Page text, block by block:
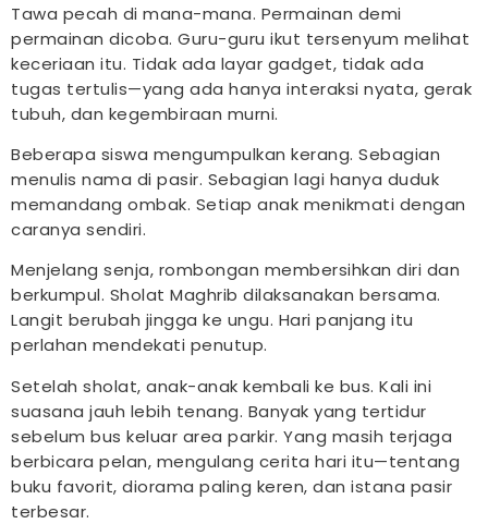
Tawa pecah di mana-mana. Permainan demi
permainan dicoba. Guru-guru ikut tersenyum melihat
keceriaan itu. Tidak ada layar gadget, tidak ada
tugas tertulis—yang ada hanya interaksi nyata, gerak
tubuh, dan kegembiraan murni.
Beberapa siswa mengumpulkan kerang. Sebagian
menulis nama di pasir. Sebagian lagi hanya duduk
memandang ombak. Setiap anak menikmati dengan
caranya sendiri.
Menjelang senja, rombongan membersihkan diri dan
berkumpul. Sholat Maghrib dilaksanakan bersama.
Langit berubah jingga ke ungu. Hari panjang itu
perlahan mendekati penutup.
Setelah sholat, anak-anak kembali ke bus. Kali ini
suasana jauh lebih tenang. Banyak yang tertidur
sebelum bus keluar area parkir. Yang masih terjaga
berbicara pelan, mengulang cerita hari itu—tentang
buku favorit, diorama paling keren, dan istana pasir
terbesar.